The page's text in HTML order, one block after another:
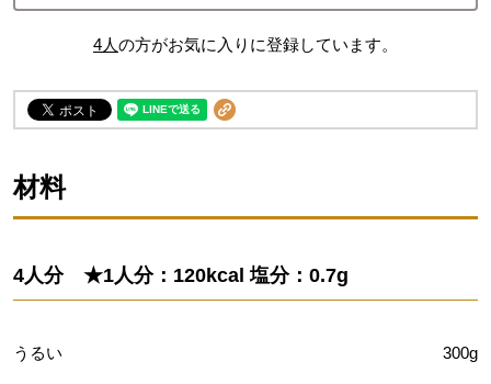
4人の方がお気に入りに登録しています。
材料
4人分 ★1人分：120kcal 塩分：0.7g
うるい 300g